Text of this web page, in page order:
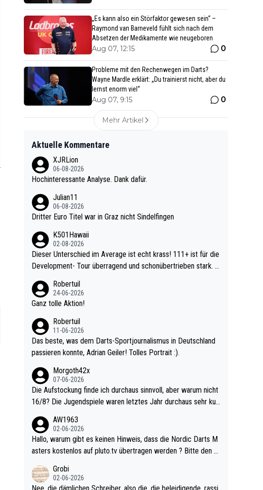
„Es kann also ein Störfaktor gewesen sein“ –
Raymond van Barneveld fühlt sich nach dem
Absetzen der Medikamente wie neugeboren
Aug 07, 12:15 0
Probleme mit den Rechenwegen im Darts?
Wayne Mardle erklärt: „Du trainierst nicht, aber du
lernst enorm viel“
Aug 07, 9:15 0
Mehr Artikel
Aktuelle Kommentare
XJRLion
06-08-2026
Hochinteressante Analyse. Dank dafür.
Julian11
06-08-2026
Dritter Euro Titel war in Graz nicht Sindelfingen
K501Hawaii
02-08-2026
Dieser Unterschied im Average ist echt krass! 111+ ist für die
Development- Tour überragend und schonübertrieben stark. U
e mal 40+ erst recht. Da gewinnst keinen Blumentopf - ist ja n
och krasser wie ein Pokalspiel eines Kreisligisten vs einem Bu
Robertuil
24-06-2026
Ganz tolle Aktion!
Robertuil
11-06-2026
Das beste, was dem Darts-Sportjournalismus in Deutschland
passieren konnte, Adrian Geiler! Tolles Portrait :).
Morgoth42x
07-06-2026
Die Aufstockung finde ich durchaus sinnvoll, aber warum nicht
16/8? Die Jugendspiele waren letztes Jahr durchaus sehr kur
l. Allerdings ist Mitchell Lawrie als Nummer 1 der Welt eh quali
fiziert. Somit ändert die automatische Qualifikation des Weltm
eisters erstmal nichts. Ich denke sie wollen damit für nächste
d wohl wenig WDF Turniere spielen. Dies war bei Archie Self l
etztes Jahr der Fall. Er musste als amtierender Weltmeister d
AW1963
02-06-2026
Hallo, warum gibt es keinen Hinweis, dass die Nordic Darts M
asters kostenlos auf pluto.tv übertragen werden ? Bitte den A
Grobi
02-06-2026